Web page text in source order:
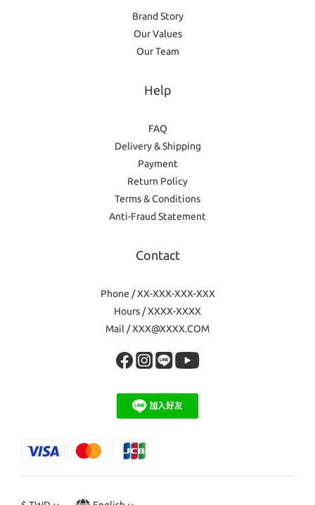
Brand Story
Our Values
Our Team
Help
FAQ
Delivery & Shipping
Payment
Return Policy
Terms & Conditions
Anti-Fraud Statement
Contact
Phone / XX-XXX-XXX-XXX
Hours / XXXX-XXXX
Mail / XXX@XXXX.COM